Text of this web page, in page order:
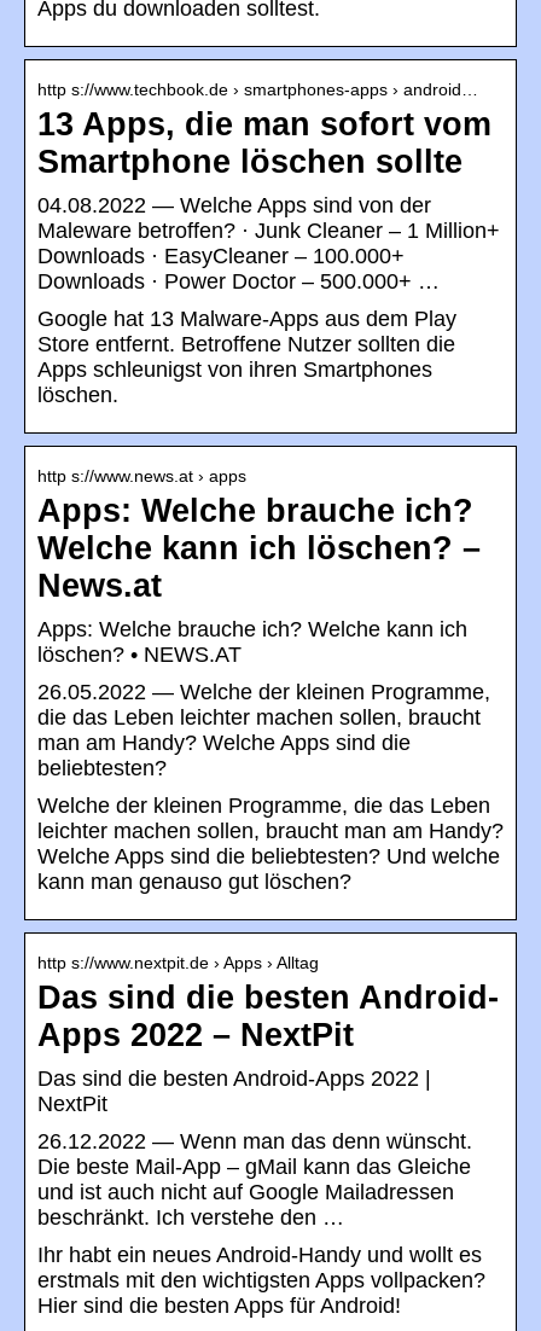
Apps du downloaden solltest.
http s://www.techbook.de › smartphones-apps › android…
13 Apps, die man sofort vom
Smartphone löschen sollte
04.08.2022 — Welche Apps sind von der
Maleware betroffen? · Junk Cleaner – 1 Million+
Downloads · EasyCleaner – 100.000+
Downloads · Power Doctor – 500.000+ …
Google hat 13 Malware-Apps aus dem Play
Store entfernt. Betroffene Nutzer sollten die
Apps schleunigst von ihren Smartphones
löschen.
http s://www.news.at › apps
Apps: Welche brauche ich?
Welche kann ich löschen? –
News.at
Apps: Welche brauche ich? Welche kann ich
löschen? • NEWS.AT
26.05.2022 — Welche der kleinen Programme,
die das Leben leichter machen sollen, braucht
man am Handy? Welche Apps sind die
beliebtesten?
Welche der kleinen Programme, die das Leben
leichter machen sollen, braucht man am Handy?
Welche Apps sind die beliebtesten? Und welche
kann man genauso gut löschen?
http s://www.nextpit.de › Apps › Alltag
Das sind die besten Android-
Apps 2022 – NextPit
Das sind die besten Android-Apps 2022 |
NextPit
26.12.2022 — Wenn man das denn wünscht.
Die beste Mail-App – gMail kann das Gleiche
und ist auch nicht auf Google Mailadressen
beschränkt. Ich verstehe den …
Ihr habt ein neues Android-Handy und wollt es
erstmals mit den wichtigsten Apps vollpacken?
Hier sind die besten Apps für Android!